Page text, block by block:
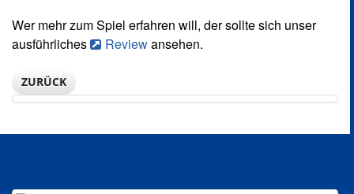
Wer mehr zum Spiel erfahren will, der sollte sich unser
ausführliches
Reviewansehen.
ZURÜCK